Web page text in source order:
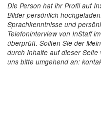
Die Person hat ihr Profil auf
Bilder persönlich
Sprachkenntnisse und
Telefoninterview von InStaff
überprüft. Sollten Sie der
durch Inhalte auf dieser
uns bitte umgehend an: